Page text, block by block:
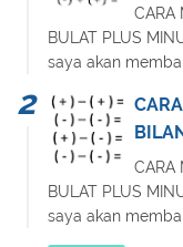
CARA
BULAT PLUS
saya akan
CARA
BULAT PLUS
saya akan